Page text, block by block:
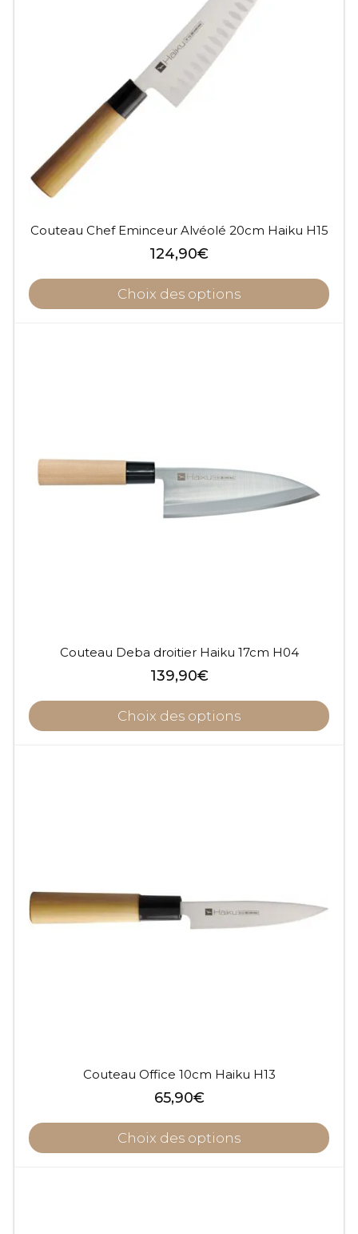
Couteau Chef Eminceur Alvéolé 20cm Haiku H15
124,90€
Choix des options
Couteau Deba droitier Haiku 17cm H04
139,90€
Choix des options
Couteau Office 10cm Haiku H13
65,90€
Choix des options